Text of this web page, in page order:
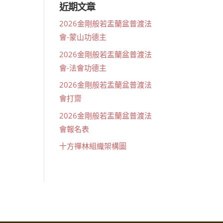
近期文章
2026金剛般若盂蘭盆普渡法
會-蒙山功德主
2026金剛般若盂蘭盆普渡法
會-法會功德主
2026金剛般若盂蘭盆普渡法
會打齋
2026金剛般若盂蘭盆普渡法
會報名表
十方禪林組織架構圖